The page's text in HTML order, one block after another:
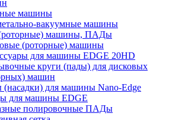
машины
вакуумные машины
машины, ПАДы
(роторные) машины
для машины EDGE 20HD
круги (пады) для дисковых
машин
для машины Nano-Edge
для машины EDGE
полировочные ПАДы